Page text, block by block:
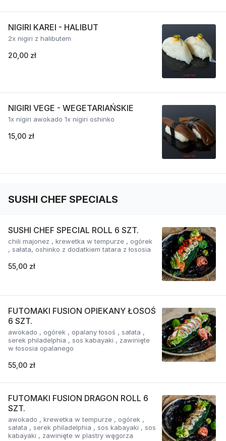
NIGIRI KAREI - HALIBUT
2x nigiri z halibutem
20,00 zł
NIGIRI VEGE - WEGETARIAŃSKIE
1x nigiri awokado 1x nigiri oshinko
15,00 zł
SUSHI CHEF SPECIALS
SUSHI CHEF SPECIAL ROLL 6 SZT.
chili majonez , krewetka w tempurze , ogórek
, sałata, oshinko z dodatkiem tatara z łososia
55,00 zł
FUTOMAKI FUSION OPIEKANY ŁOSOŚ
6 SZT.
awokado , ogórek , opalany łosoś , sałata ,
serek philadelphia , sos kabayaki , zawinięte
w łososia opalanego
55,00 zł
FUTOMAKI FUSION DRAGON ROLL 6
SZT.
awokado , krewetka w tempurze , ogórek ,
sałata , serek philadelphia , sos kabayaki , sos
kabayaki , zawinięte w plastry węgorza